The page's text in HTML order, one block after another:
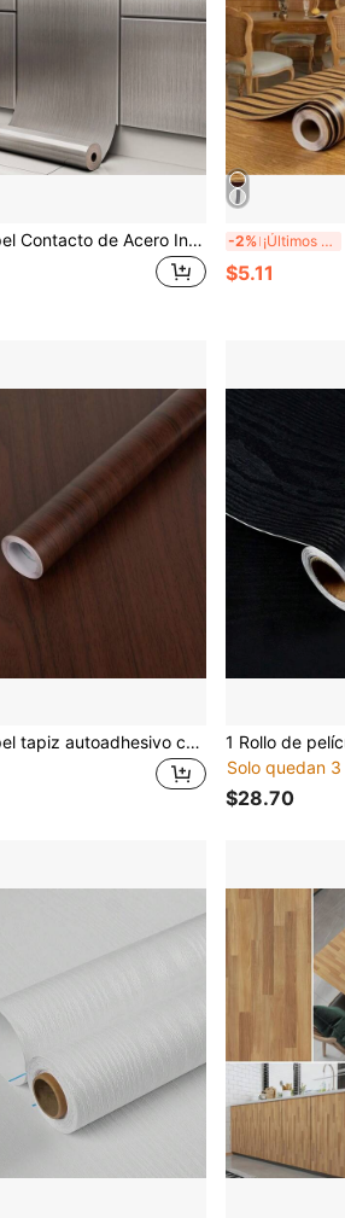
1 Rollo Papel Contacto de Acero Inoxidable para Decoración de Habitaciones Papel Tapiz Autoadhesivo Plateado de Acero Inoxidable para Nevera Metálica Electrodomésticos Envoltura de Vinilo Resistente al Agua, a la Grasa y a Altas Temperaturas Papel Tapiz Autoadhesivo Decoración de Cocina Lavavajillas -2% ¡Últimos 3 días
$5.11
1 Rollo Papel tapiz autoadhesivo con diseño de veta de madera para decoración del hogar, renovación de gabinetes, mesas de comedor, armarios, a prueba de agua, a prueba de humedad, resistente al desgaste y a altas temperaturas, removible con pegamento en la parte posterior, sin dejar rastro de pegamento
Solo quedan 3
$28.70